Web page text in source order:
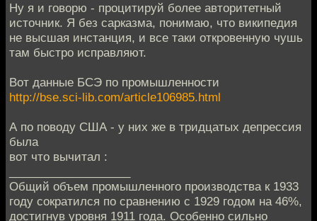
Ну я и говорю - процитируй более авторитетный
источник. Я без сарказма, понимаю, что википедия
не высшая инстанция, и все таки откровенную чушь
там быстро исправляют.
Вот данные БСЭ по промышленности
http://bse.sci-lib.com/article106985.html
А по поводу США - у них же в тридцатых депрессия
была
вот что вычитал :
Общий объем промышленного производства к 1933
году сократился по сравнению с 1929 годом на 46%,
достигнув уровня 1911 года. Особенно сильно